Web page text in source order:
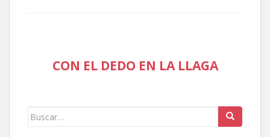
CON EL DEDO EN LA LLAGA
Buscar: